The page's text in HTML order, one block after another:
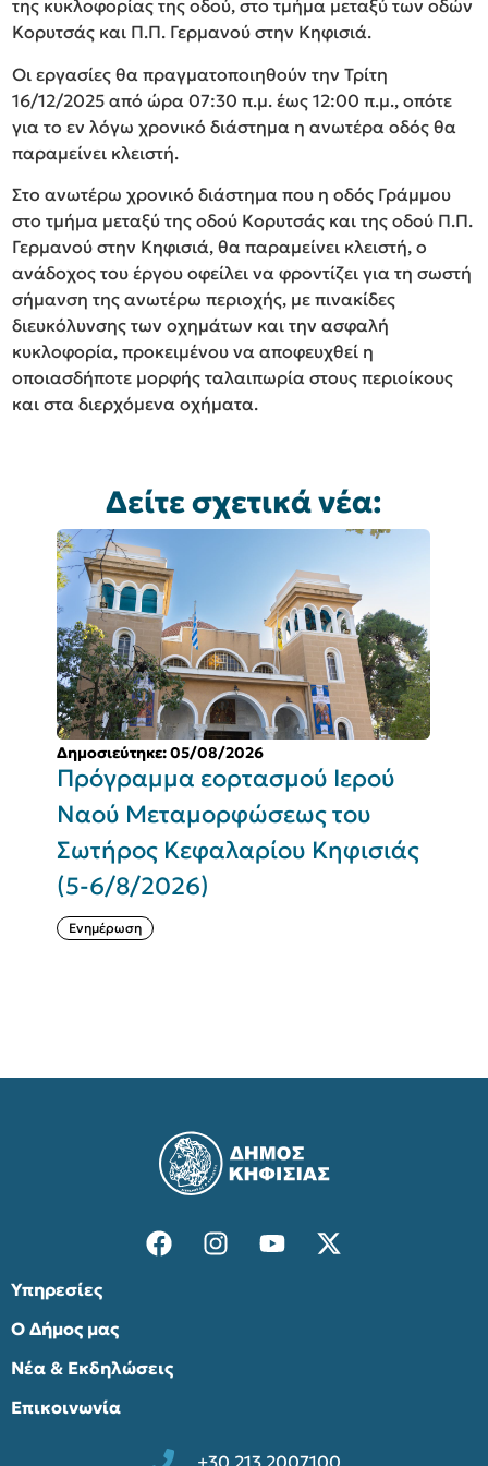
της κυκλοφορίας της οδού, στο τμήμα μεταξύ των οδών
Κορυτσάς και Π.Π. Γερμανού στην Κηφισιά.
Οι εργασίες θα πραγματοποιηθούν την Τρίτη
16/12/2025 από ώρα 07:30 π.μ. έως 12:00 π.μ., οπότε
για το εν λόγω χρονικό διάστημα η ανωτέρα οδός θα
παραμείνει κλειστή.
Στο ανωτέρω χρονικό διάστημα που η οδός Γράμμου
στο τμήμα μεταξύ της οδού Κορυτσάς και της οδού Π.Π.
Γερμανού στην Κηφισιά, θα παραμείνει κλειστή, ο
ανάδοχος του έργου οφείλει να φροντίζει για τη σωστή
σήμανση της ανωτέρω περιοχής, με πινακίδες
διευκόλυνσης των οχημάτων και την ασφαλή
κυκλοφορία, προκειμένου να αποφευχθεί η
οποιασδήποτε μορφής ταλαιπωρία στους περιοίκους
και στα διερχόμενα οχήματα.
Δείτε σχετικά νέα:
Δημοσιεύτηκε: 05/08/2026
Πρόγραμμα εορτασμού Ιερού
Ναού Μεταμορφώσεως του
Σωτήρος Κεφαλαρίου Κηφισιάς
(5-6/8/2026)
Ενημέρωση
Υπηρεσίες
Ο Δήμος μας
Νέα & Εκδηλώσεις
Επικοινωνία
+30 213 2007100